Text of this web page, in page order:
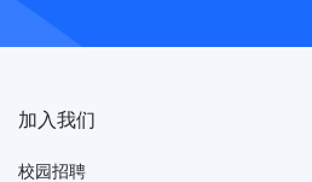
加入我们
校园招聘